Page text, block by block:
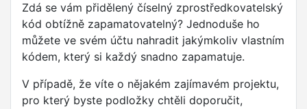
Zdá se vám přidělený číselný zprostředkovatelský
kód obtížně zapamatovatelný? Jednoduše ho
můžete ve svém účtu nahradit jakýmkoliv vlastním
kódem, který si každý snadno zapamatuje.
V případě, že víte o nějakém zajímavém projektu,
pro který byste podložky chtěli doporučit,